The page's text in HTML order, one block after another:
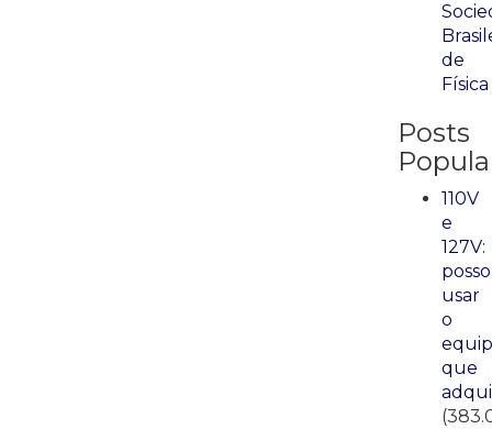
de
Física
Posts
110V
e
127V:
posso
usar
o
que